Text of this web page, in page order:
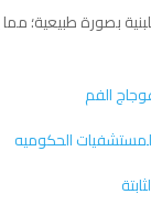
بصورة طبيعية؛
الفم
الحكوميه